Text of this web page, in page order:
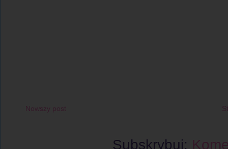
Nowszy post
Subskrybuj: